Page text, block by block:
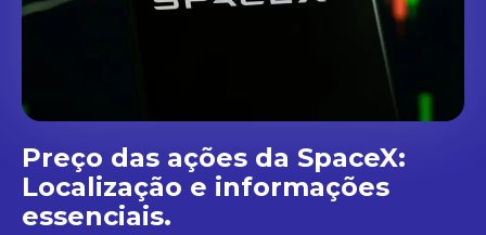
Preço das ações da SpaceX:
Localização e informações
essenciais.